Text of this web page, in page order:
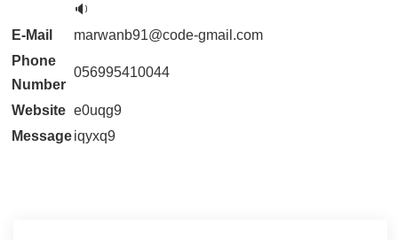
🔉
E-Mail
marwanb91@code-gmail.com
Phone
Number
056995410044
Website e0uqg9
Messageiqyxq9